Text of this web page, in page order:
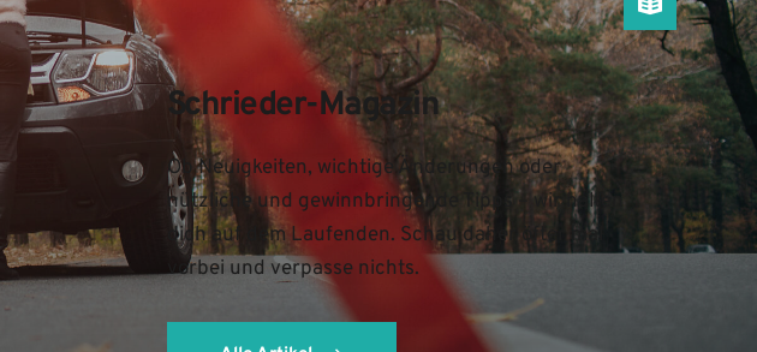
Schrieder-Magazin
Ob Neuigkeiten, wichtige Änderungen oder
nützliche und gewinnbringende Tipps – wir halten
dich auf dem Laufenden. Schau daher öfter mal
vorbei und verpasse nichts.